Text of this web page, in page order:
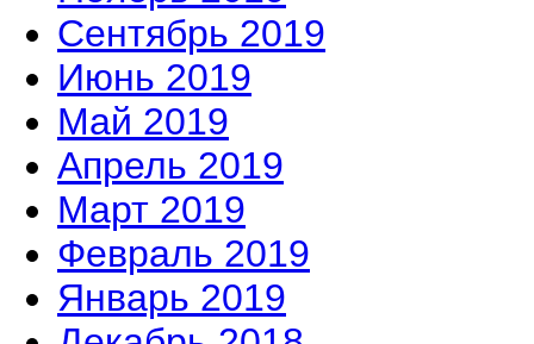
Сентябрь 2019
Июнь 2019
Май 2019
Апрель 2019
Март 2019
Февраль 2019
Январь 2019